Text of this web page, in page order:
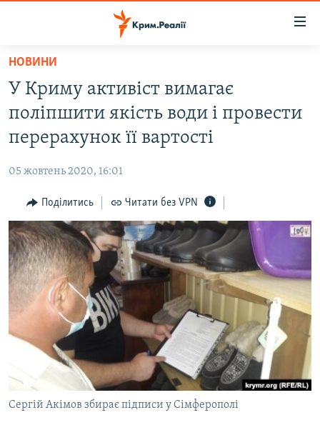
Перейти
основного
матеріалу
до
основної
Перейти
до
пошуку
ВОДА.КРИМ
БЛОГИ
ПОГЛЯД
ІНТЕРВ'Ю
ВСЕ ЗА ДЕНЬ
СПЕЦПРОЕКТИ
ДЕПОРТАЦІЯ
ВІДЕОУРОКИ «ELIFBE»
СВІДЧЕННЯ ОКУПАЦІЇ
УКРАЇНСЬКА ПРОБЛЕМА КРИМУ
ІНФОГРАФІКА
ЯК ОБІЙТИ БЛОКУВАННЯ
Русский
Qırımtatar
ДОЛУЧАЙСЯ!
НОВИНИ
У Криму активіст вимагає
поліпшити якість води і провести
перерахунок її вартості
05 жовтень 2020, 16:01
Поділитись Читати без VPN
Сергій Акімов збирає підписи у Сімферополі